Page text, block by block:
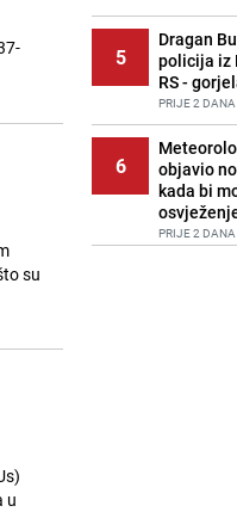
su
u
5
Dragan
policija iz
RS -
PRIJE 2 DANA
6
objavio
kada bi
PRIJE 2 DANA